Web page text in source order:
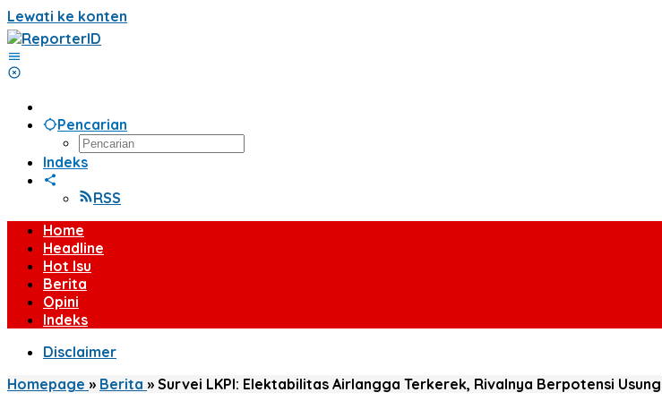
Lewati ke konten
Pencarian
Indeks
RSS
Home
Headline
Hot Isu
Berita
Opini
Indeks
Disclaimer
Homepage » Berita » Survei LKPI: Elektabilitas Airlangga Terkerek, Rivalnya Berpotensi